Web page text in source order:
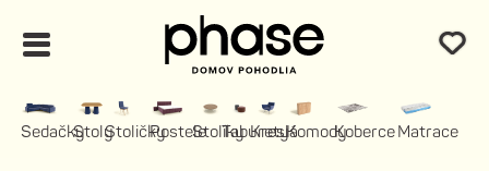
SedačkyStolyStoličkyPosteleStolíkyTaburety
KresláKomodyKoberceMatrace